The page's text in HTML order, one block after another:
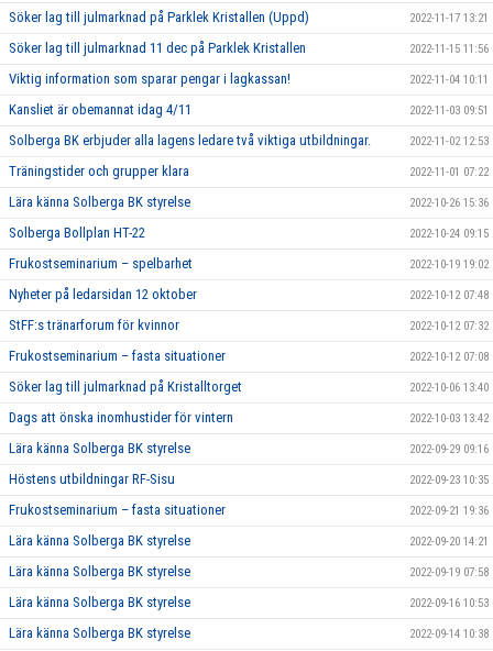
Söker lag till julmarknad på Parklek Kristallen (Uppd) 2022-11-17 13:21
Söker lag till julmarknad 11 dec på Parklek Kristallen 2022-11-15 11:56
Viktig information som sparar pengar i lagkassan! 2022-11-04 10:11
Kansliet är obemannat idag 4/11 2022-11-03 09:51
Solberga BK erbjuder alla lagens ledare två viktiga utbildningar. 2022-11-02 12:53
Träningstider och grupper klara 2022-11-01 07:22
Lära känna Solberga BK styrelse 2022-10-26 15:36
Solberga Bollplan HT-22 2022-10-24 09:15
Frukostseminarium – spelbarhet 2022-10-19 19:02
Nyheter på ledarsidan 12 oktober 2022-10-12 07:48
StFF:s tränarforum för kvinnor 2022-10-12 07:32
Frukostseminarium – fasta situationer 2022-10-12 07:08
Söker lag till julmarknad på Kristalltorget 2022-10-06 13:40
Dags att önska inomhustider för vintern 2022-10-03 13:42
Lära känna Solberga BK styrelse 2022-09-29 09:16
Höstens utbildningar RF-Sisu 2022-09-23 10:35
Frukostseminarium – fasta situationer 2022-09-21 19:36
Lära känna Solberga BK styrelse 2022-09-20 14:21
Lära känna Solberga BK styrelse 2022-09-19 07:58
Lära känna Solberga BK styrelse 2022-09-16 10:53
Lära känna Solberga BK styrelse 2022-09-14 10:38